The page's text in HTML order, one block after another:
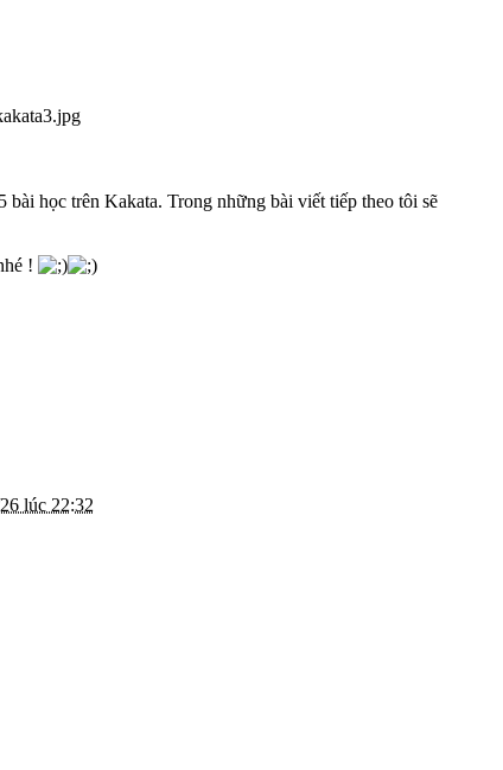
học trên Kakata. Trong những bài viết tiếp theo tôi sẽ
!
lúc 22:32